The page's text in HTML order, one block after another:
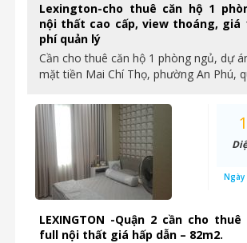
Lexington-cho thuê căn hộ 1
nội thất cao cấp, view thoáng, giá
phí quản lý
Cần cho thuê căn hộ 1 phòng ngủ, dự
mặt tiền Mai Chí Thọ, phường An Phú,
LEXINGTON -Quận 2 cần cho thuê
full nội thất giá hấp dẫn – 82m2.
Ngày